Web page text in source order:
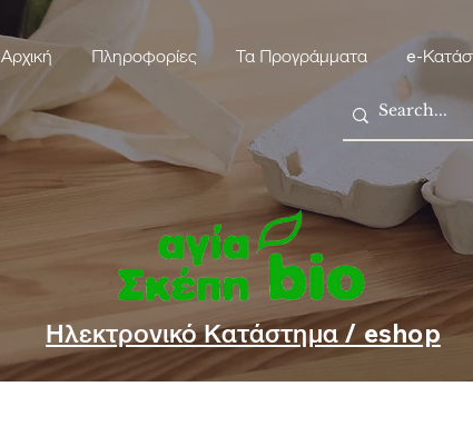
Αρχική Πληροφορίες Τα Προγράμματα e-
Ηλεκτρονικό Κατάστημα / eshop